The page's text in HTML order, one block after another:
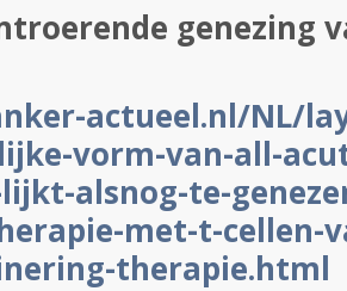
genezing
actueel.nl/NL/
vorm-van-all-
alsnog-te-
met-t-cellen-
therapie.html